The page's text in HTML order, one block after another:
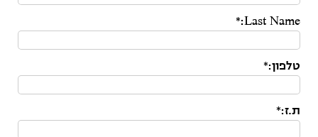
Last Name:*
טלפון:*
ת.ז:*